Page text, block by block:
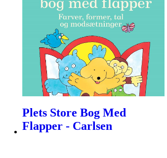
Plets Store Bog Med
Flapper - Carlsen